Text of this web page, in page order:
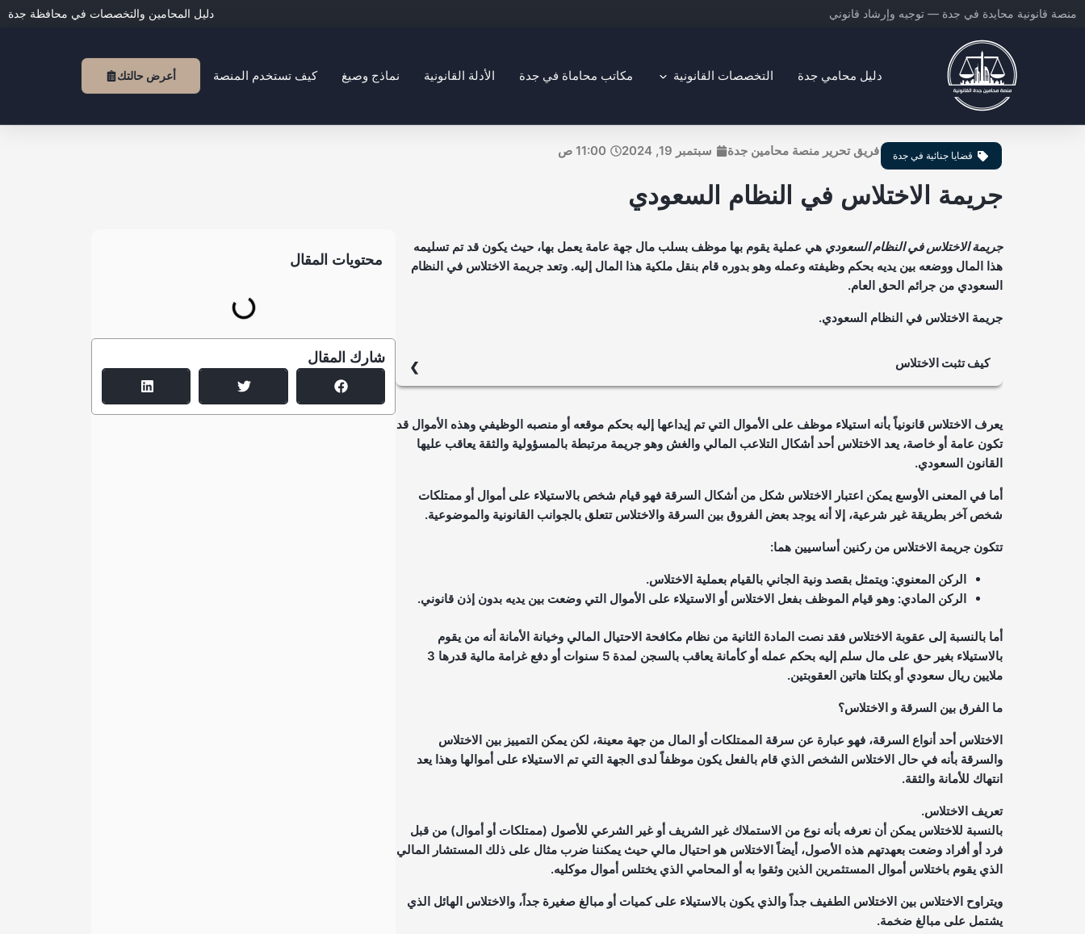
تخطي
منصة قانونية محايدة في جدة — توجيه وإرشاد قانوني دليل المحامين والتخصصات في محافظة جدة
منصة محامين جدة القانونية
دليل محامي جدة التخصصات القانونية Open التخصصات القانونية مكاتب محاماة في جدة الأدلة القانونية نماذج وصيغ كيف تستخدم المنصة أعرض حالتك
قضايا جنائية في جدة فريق تحرير منصة محامين جدة سبتمبر 19, 2024 11:00 ص
جريمة الاختلاس في النظام السعودي
جريمة الاختلاس في النظام السعودي هي عملية يقوم بها موظف بسلب مال جهة عامة يعمل بها، حيث يكون قد تم تسليمه
هذا المال ووضعه بين يديه بحكم وظيفته وعمله وهو بدوره قام بنقل ملكية هذا المال إليه. وتعد جريمة الاختلاس في النظام
السعودي من جرائم الحق العام.
جريمة الاختلاس في النظام السعودي.
كيف تثبت الاختلاس
من خلال استجواب المتهم بالجريمة والتحقيق معه حتى يقوم بالاعتراف بالجريمة، أو بتقديم أدلة ومستندات سواء كانت
رقمية أو كتابية تثبت جريمة الاختلاس. أو حتى من خلال شهادة الشهود أو القسم واليمين أو ظهور أدلة قانونية واقعية
تؤكد قيام المتهم بالجريمة.
يعرف الاختلاس قانونياً بأنه استيلاء موظف على الأموال التي تم إيداعها إليه بحكم موقعه أو منصبه الوظيفي وهذه الأموال قد
تكون عامة أو خاصة، يعد الاختلاس أحد أشكال التلاعب المالي والغش وهو جريمة مرتبطة بالمسؤولية والثقة يعاقب عليها
القانون السعودي.
أما في المعنى الأوسع يمكن اعتبار الاختلاس شكل من أشكال السرقة فهو قيام شخص بالاستيلاء على أموال أو ممتلكات
شخص آخر بطريقة غير شرعية، إلا أنه يوجد بعض الفروق بين السرقة والاختلاس تتعلق بالجوانب القانونية والموضوعية.
تتكون جريمة الاختلاس من ركنين أساسيين هما:
الركن المعنوي: ويتمثل بقصد ونية الجاني بالقيام بعملية الاختلاس.
الركن المادي: وهو قيام الموظف بفعل الاختلاس أو الاستيلاء على الأموال التي وضعت بين يديه بدون إذن قانوني.
أما بالنسبة إلى عقوبة الاختلاس فقد نصت المادة الثانية من نظام مكافحة الاحتيال المالي وخيانة الأمانة أنه من يقوم
بالاستيلاء بغير حق على مال سلم إليه بحكم عمله أو كأمانة يعاقب بالسجن لمدة 5 سنوات أو دفع غرامة مالية قدرها 3
ملايين ريال سعودي أو بكلتا هاتين العقوبتين.
ما الفرق بين السرقة و الاختلاس؟
الاختلاس أحد أنواع السرقة، فهو عبارة عن سرقة الممتلكات أو المال من جهة معينة، لكن يمكن التمييز بين الاختلاس
والسرقة بأنه في حال الاختلاس الشخص الذي قام بالفعل يكون موظفاً لدى الجهة التي تم الاستيلاء على أموالها وهذا يعد
انتهاك للأمانة والثقة.
تعريف الاختلاس.
بالنسبة للاختلاس يمكن أن نعرفه بأنه نوع من الاستملاك غير الشريف أو غير الشرعي للأصول (ممتلكات أو أموال) من قبل
فرد أو أفراد وضعت بعهدتهم هذه الأصول، أيضاً الاختلاس هو احتيال مالي حيث يمكننا ضرب مثال على ذلك المستشار المالي
الذي يقوم باختلاس أموال المستثمرين الذين وثقوا به أو المحامي الذي يختلس أموال موكليه.
ويتراوح الاختلاس بين الاختلاس الطفيف جداً والذي يكون بالاستيلاء على كميات أو مبالغ صغيرة جداً، والاختلاس الهائل الذي
يشتمل على مبالغ ضخمة.
محتويات المقال
شارك المقال